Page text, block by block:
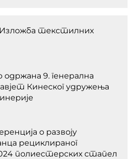
текстилних
9. генерална
Кинеског удружења
о развоју
рециклираног
полиестерских стапел